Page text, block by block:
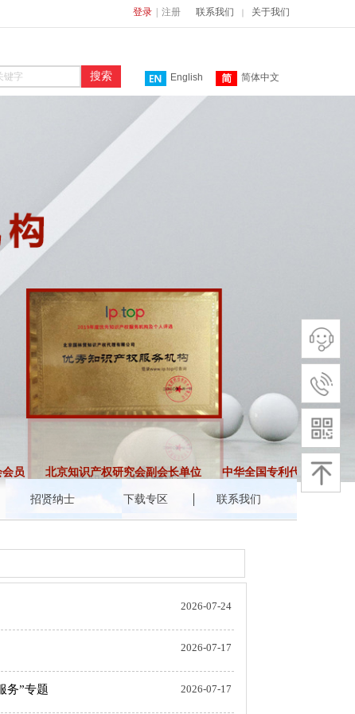
登录 注册 联系我们 关于我们
English 简体中文
搜索
北京知识产权研究会副会长单位 中华全国专利代理师协会会员
招贤纳士 下载专区 联系我们
2026-07-24
2026-07-17
务”专题 2026-07-17